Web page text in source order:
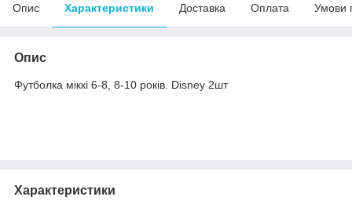
Опис Характеристики Доставка Оплата Умови
Опис
Футболка міккі 6-8, 8-10 років. Disney 2шт
Характеристики